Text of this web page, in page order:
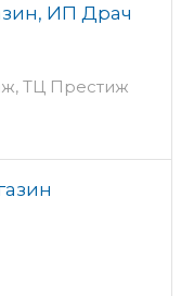
ИП Драч
ТЦ Престиж